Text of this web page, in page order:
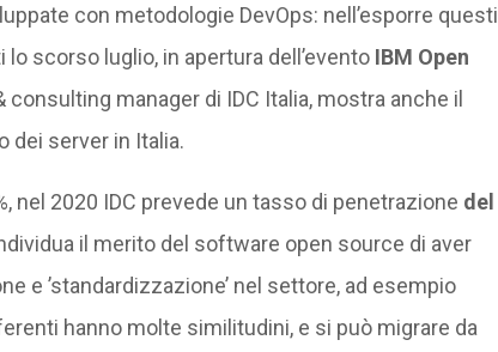
con metodologie DevOps: nell’esporre questi
lo scorso luglio, in apertura dell’evento IBM Open
consulting manager di IDC Italia, mostra anche il
dei server in Italia.
nel 2020 IDC prevede un tasso di penetrazione del
il merito del software open source di aver
e ’standardizzazione’ nel settore, ad esempio
hanno molte similitudini, e si può migrare da